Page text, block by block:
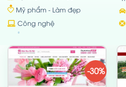
Mỹ phẩm - Làm đẹp
Công nghệ
-30%